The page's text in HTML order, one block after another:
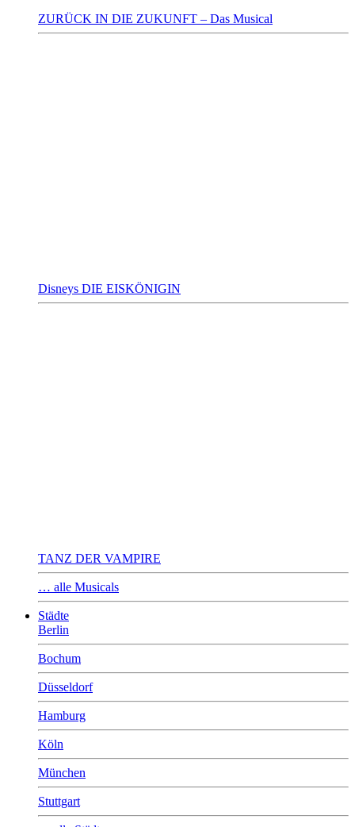
ZURÜCK IN DIE ZUKUNFT – Das Musical
Disneys DIE EISKÖNIGIN
TANZ DER VAMPIRE
… alle Musicals
Städte
Berlin
Bochum
Düsseldorf
Hamburg
Köln
München
Stuttgart